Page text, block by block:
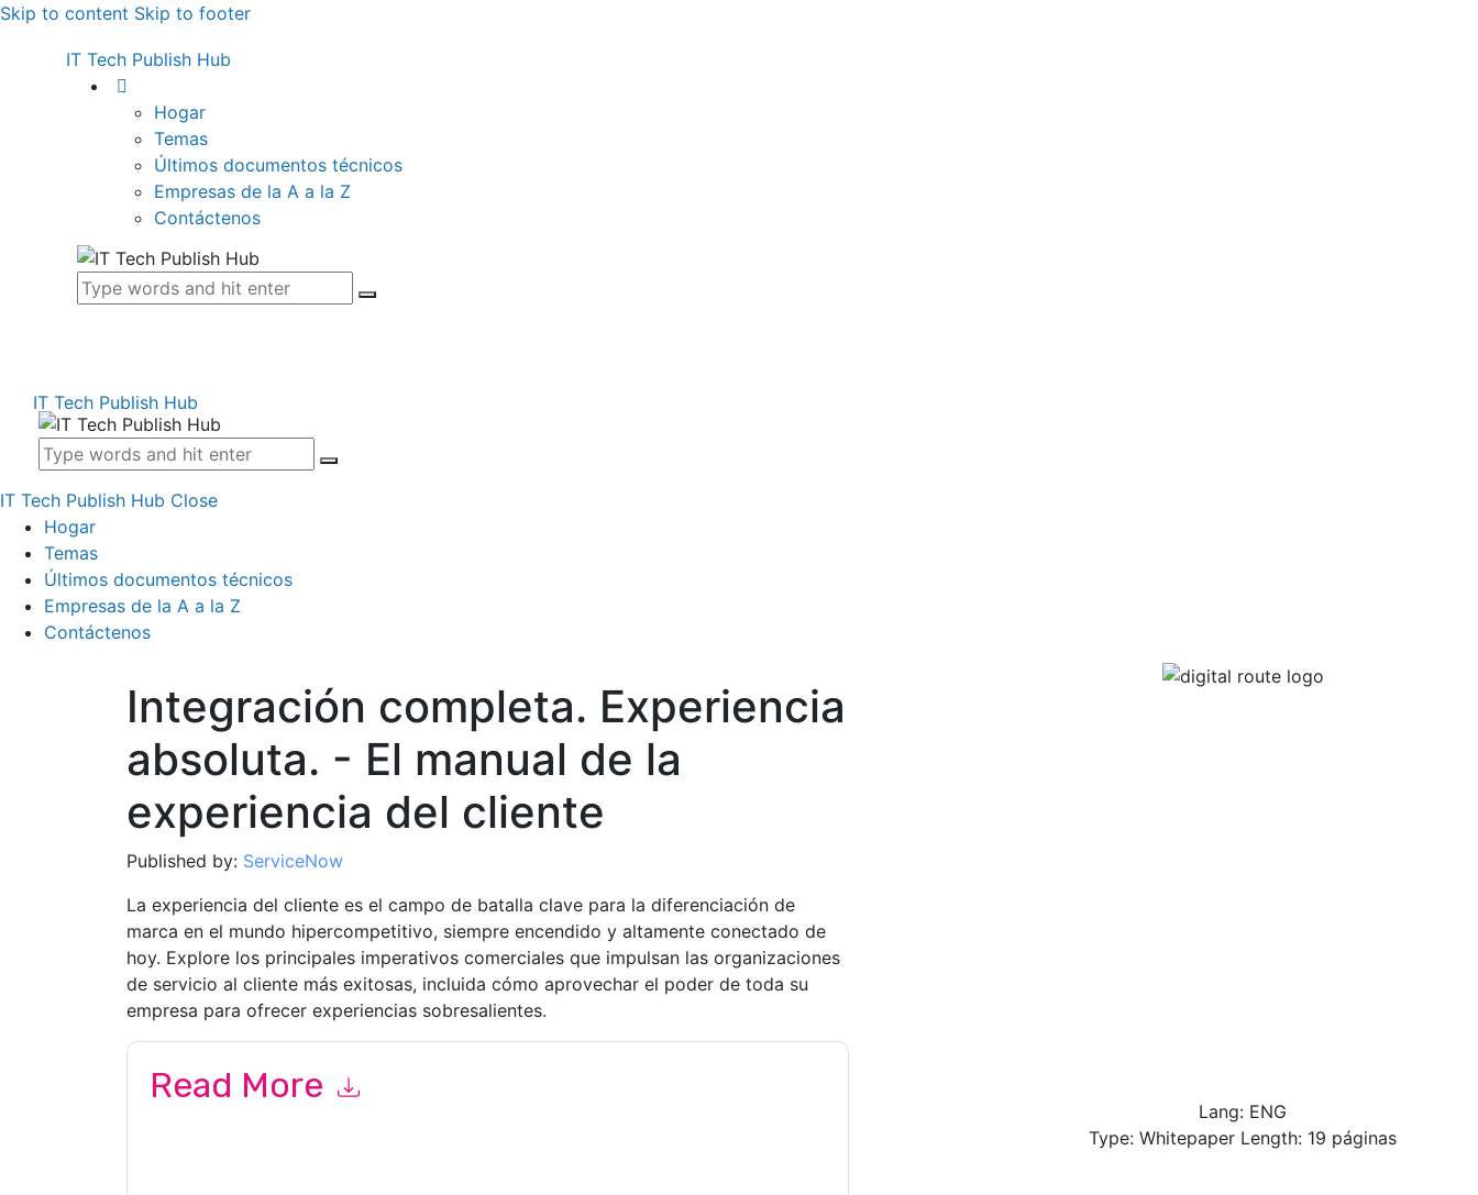
Skip to content Skip to footer
IT Tech Publish Hub
Hogar
Temas
Últimos documentos técnicos
Empresas de la A a la Z
Contáctenos
IT Tech Publish Hub
IT Tech Publish Hub Close
Hogar
Temas
Últimos documentos técnicos
Empresas de la A a la Z
Contáctenos
Integración completa. Experiencia
absoluta. - El manual de la
experiencia del cliente
Published by: ServiceNow
La experiencia del cliente es el campo de batalla clave para la diferenciación de
marca en el mundo hipercompetitivo, siempre encendido y altamente conectado de
hoy. Explore los principales imperativos comerciales que impulsan las organizaciones
de servicio al cliente más exitosas, incluida cómo aprovechar el poder de toda su
empresa para ofrecer experiencias sobresalientes.
Read More
Lang: ENG
Type: Whitepaper Length: 19 páginas